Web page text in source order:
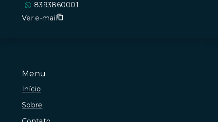
Menu
Início
Sobre
8393860001
Ver e-mail